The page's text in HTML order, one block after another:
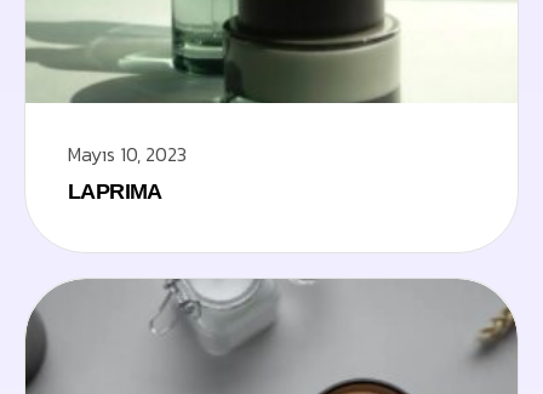
Mayıs 10, 2023
LAPRIMA